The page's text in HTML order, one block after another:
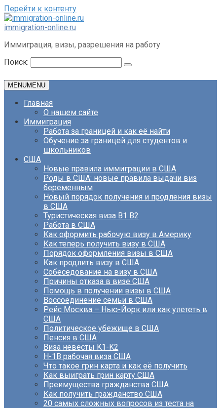
Перейти к контенту
immigration-online.ru
Иммиграция, визы, разрешения на работу
Поиск:
MENUMENU
Главная
О нашем сайте
Иммиграция
Работа за границей и как её найти
Обучение за границей для студентов и
школьников
США
Новые правила иммиграции в США
Роды в США: новые правила выдачи виз
беременным
Новый порядок получения и продления визы
в США
Туристическая виза B1 B2
Работа в США
Как оформить рабочую визу в Америку
Как теперь получить визу в США
Порядок оформления визы в США
Как продлить визу в США
Собеседование на визу в США
Причины отказа в визе США
Помощь в получении визы в США
Воссоединение семьи в США
Рейс Москва – Нью-Йорк или как улететь в
США
Политическое убежище в США
Пенсия в США
Виза невесты K1-K2
H-1B рабочая виза США
Что такое грин карта и как её получить
Как выиграть грин карту США
Преимущества гражданства США
Как получить гражданство США
20 самых сложных вопросов из теста на